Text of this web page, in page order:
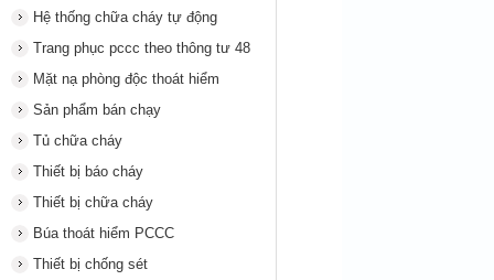
Hệ thống chữa cháy tự động
Trang phục pccc theo thông tư 48
Mặt nạ phòng độc thoát hiểm
Sản phẩm bán chạy
Tủ chữa cháy
Thiết bị báo cháy
Thiết bị chữa cháy
Búa thoát hiểm PCCC
Thiết bị chống sét